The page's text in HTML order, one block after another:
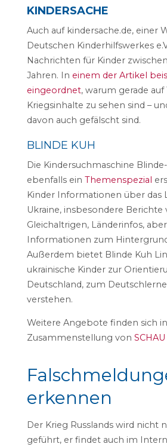
KINDERSACHE
Auch auf kindersache.de, einer
Deutschen Kinderhilfswerkes
Nachrichten für Kinder
Jahren. In einem der Artikel
eingeordnet, warum gerade auf
Kriegsinhalte zu sehen sind –
davon auch gefälscht sind.
BLINDE KUH
Die Kindersuchmaschine
ebenfalls ein Themenspezial
Kinder Informationen über das
Ukraine, insbesondere Berichte
Gleichaltrigen, Länderinfos,
Informationen zum
Außerdem bietet Blinde Kuh
ukrainische Kinder zur
Deutschland, zum
verstehen.
Weitere Angebote finden sich
Zusammenstellung von
erkennen
Der Krieg Russlands wird nicht
geführt, er findet auch im